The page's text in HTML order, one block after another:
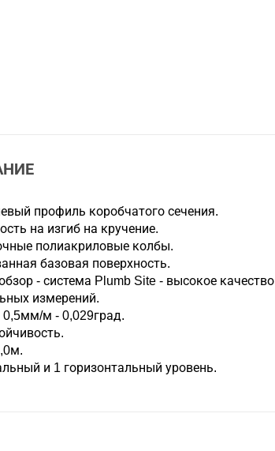
профиль коробчатого сечения.
на изгиб на кручение.
полиакриловые колбы.
базовая поверхность.
- система Plumb Site - высокое качество
измерений.
0,5мм/м - 0,029град.
и 1 горизонтальный уровень.